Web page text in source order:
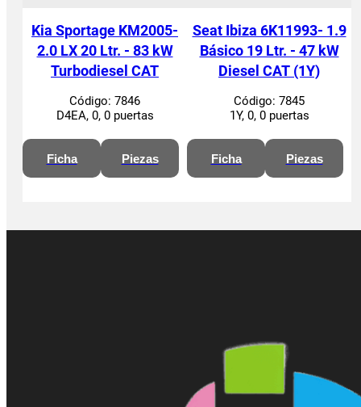
Kia Sportage KM2005-
2.0 LX 20 Ltr. - 83 kW
Turbodiesel CAT
Código: 7846
D4EA, 0, 0 puertas
Ficha Piezas
Seat Ibiza 6K11993- 1.9
Básico 19 Ltr. - 47 kW
Diesel CAT (1Y)
Código: 7845
1Y, 0, 0 puertas
Ficha Piezas